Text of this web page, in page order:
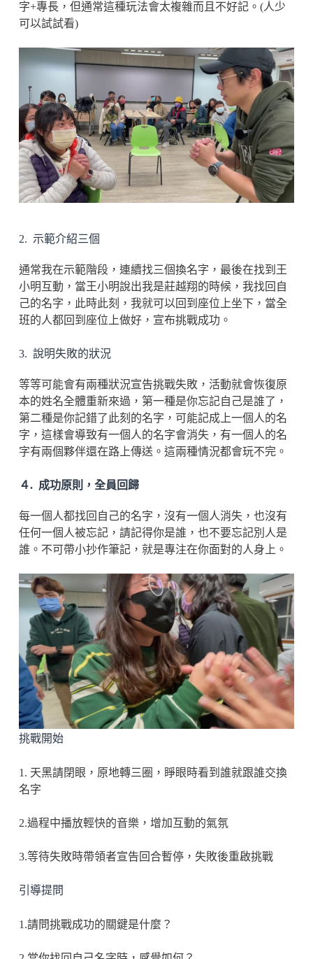
字+專長，但通常這種玩法會太複雜而且不好記。(人少
可以試試看)
2. 示範介紹三個
通常我在示範階段，連續找三個換名字，最後在找到王
小明互動，當王小明說出我是莊越翔的時候，我找回自
己的名字，此時此刻，我就可以回到座位上坐下，當全
班的人都回到座位上做好，宣布挑戰成功。
3. 說明失敗的狀況
等等可能會有兩種狀況宣告挑戰失敗，活動就會恢復原
本的姓名全體重新來過，第一種是你忘記自己是誰了，
第二種是你記錯了此刻的名字，可能記成上一個人的名
字，這樣會導致有一個人的名字會消失，有一個人的名
字有兩個夥伴還在路上傳送。這兩種情況都會玩不完。
４. 成功原則，全員回歸
每一個人都找回自己的名字，沒有一個人消失，也沒有
任何一個人被忘記，請記得你是誰，也不要忘記別人是
誰。不可帶小抄作筆記，就是專注在你面對的人身上。
挑戰開始
1. 天黑請閉眼，原地轉三圈，睜眼時看到誰就跟誰交換
名字
2.過程中播放輕快的音樂，增加互動的氣氛
3.等待失敗時帶領者宣告回合暫停，失敗後重啟挑戰
引導提問
1.請問挑戰成功的關鍵是什麼？